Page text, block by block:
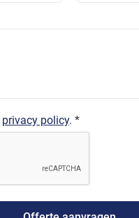
privacy policy. *